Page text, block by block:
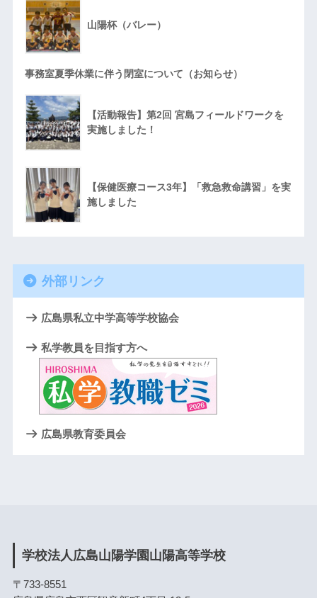
山陽杯（バレー）
事務室夏季休業に伴う閉室について（お知らせ）
【活動報告】第2回 宮島フィールドワークを
実施しました！
【保健医療コース3年】「救急救命講習」を実
施しました
外部リンク
広島県私立中学高等学校協会
私学教員を目指す方へ
広島県教育委員会
学校法人広島山陽学園山陽高等学校
〒733-8551